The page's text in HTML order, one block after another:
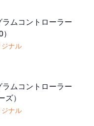
ムコントローラー
ジナル
ムコントローラー
ズ）
ジナル